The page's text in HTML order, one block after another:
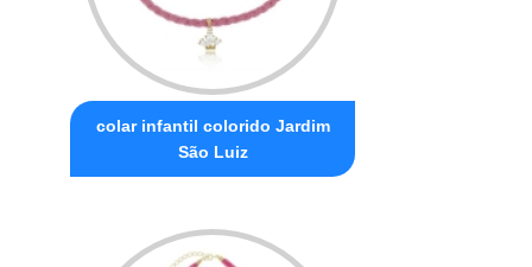
colar infantil colorido Jardim
São Luiz